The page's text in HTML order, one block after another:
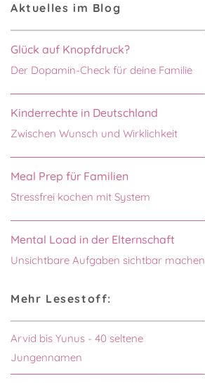
Aktuelles im Blog
Glück auf Knopfdruck?
Der Dopamin-Check für deine Familie
Kinderrechte in Deutschland
Zwischen Wunsch und Wirklichkeit
Meal Prep für Familien
Stressfrei kochen mit System
Mental Load in der Elternschaft
Unsichtbare Aufgaben sichtbar machen
Mehr Lesestoff:
Arvid bis Yunus - 40 seltene
Jungennamen